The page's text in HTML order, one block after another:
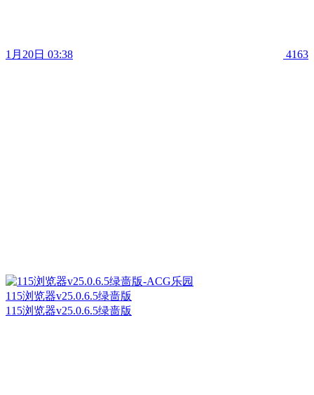
1月20日 03:38 4163
115浏览器v25.0.6.5绿啬版
115浏览器v25.0.6.5绿啬版